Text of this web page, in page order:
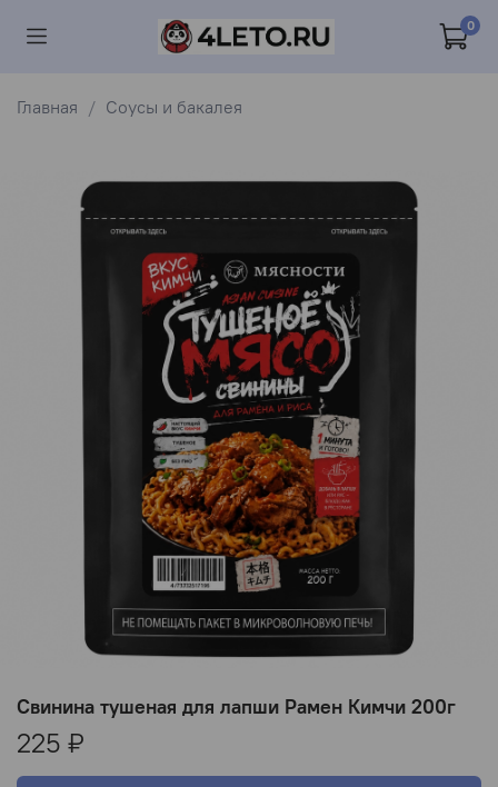
0
Главная Соусы и бакалея
Свинина тушеная для лапши Рамен Кимчи 200г
225 ₽